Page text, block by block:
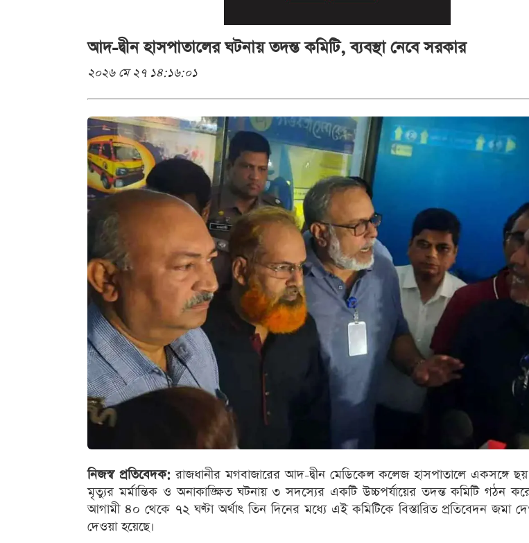
আদ-দ্বীন হাসপাতালের ঘটনায় তদন্ত কমিটি, ব্যবস্থা নেবে সরকার
২০২৬ মে ২৭ ১৪:১৬:০১
নিজস্ব প্রতিবেদক:রাজধানীর মগবাজারের আদ-দ্বীন মেডিকেল কলেজ হাসপাতালে একসঙ্গে
মৃত্যুর মর্মান্তিক ও অনাকাঙ্ক্ষিত ঘটনায় ৩ সদস্যের একটি উচ্চপর্যায়ের তদন্ত কমিটি গঠন
আগামী ৪০ থেকে ৭২ ঘণ্টা অর্থাৎ তিন দিনের মধ্যে এই কমিটিকে বিস্তারিত প্রতিবেদন জমা
দেওয়া হয়েছে।